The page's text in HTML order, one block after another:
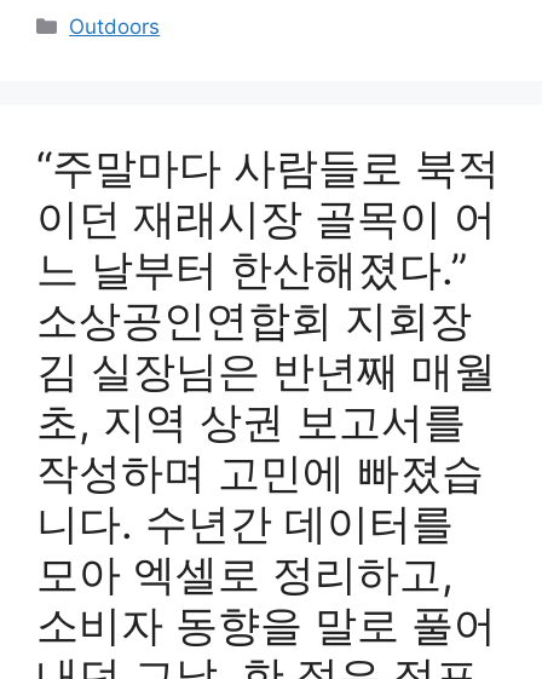
Categories
Outdoors
“주말마다 사람들로 북적
이던 재래시장 골목이 어
느 날부터 한산해졌다.”
소상공인연합회 지회장
김 실장님은 반년째 매월
초, 지역 상권 보고서를
작성하며 고민에 빠졌습
니다. 수년간 데이터를
모아 엑셀로 정리하고,
소비자 동향을 말로 풀어